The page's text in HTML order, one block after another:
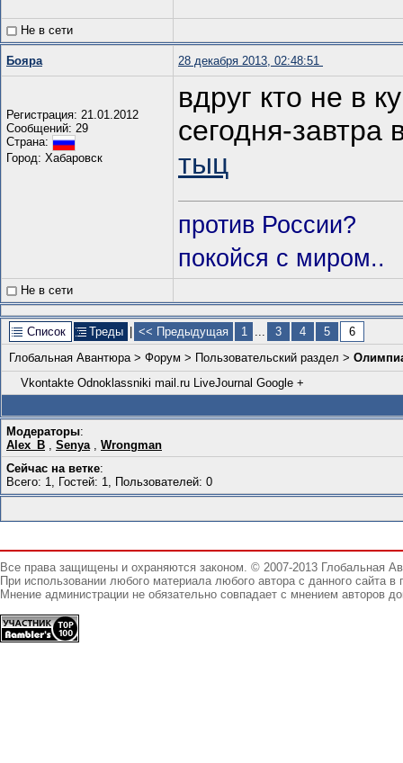
Не в сети
Бояра 28 декабря 2013, 02:48:51
Регистрация: 21.01.2012
Сообщений: 29
Страна:
Город: Хабаровск
вдруг кто не в
сегодня-завтра
тыц
против России?
покойся с миром..
Не в сети
Список Треды << Предыдущая 1 ... 3 4 5
6
Глобальная Авантюра> Форум > Пользовательский раздел >
Vkontakte Odnoklassniki mail.ru LiveJournal Google +
Модераторы:
Alex_B , Senya, Wrongman
Сейчас на ветке:
Всего: 1, Гостей: 1, Пользователей: 0
Все права защищены и охраняются законом. © 2007-2013 Глобальная
При использовании любого материала любого автора с данного сайта
Мнение администрации не обязательно совпадает с мнением авторов